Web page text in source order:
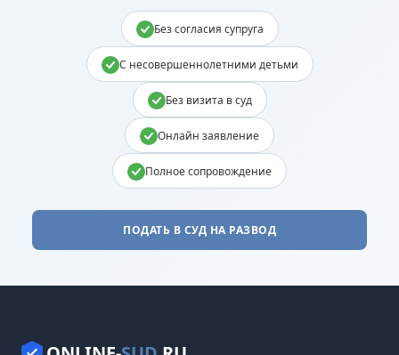
Без согласия супруга
С несовершеннолетними детьми
Без визита в суд
Онлайн заявление
Полное сопровождение
ПОДАТЬ В СУД НА РАЗВОД